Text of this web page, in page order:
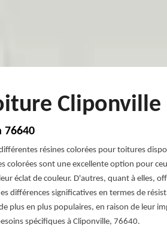
Cliponville
76640
résines colorées pour toitures
sont une excellente option pour
éclat de couleur. D'autres, quant à elles,
significatives en termes de
plus en plus populaires, en raison de leur
spécifiques à Cliponville, 76640.